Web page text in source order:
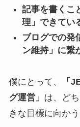
記事を書くこ
理」できてい
ブログでの発
ン維持」に繋
僕にとって、 「
グ運営」 は、ど
きな目標に向か